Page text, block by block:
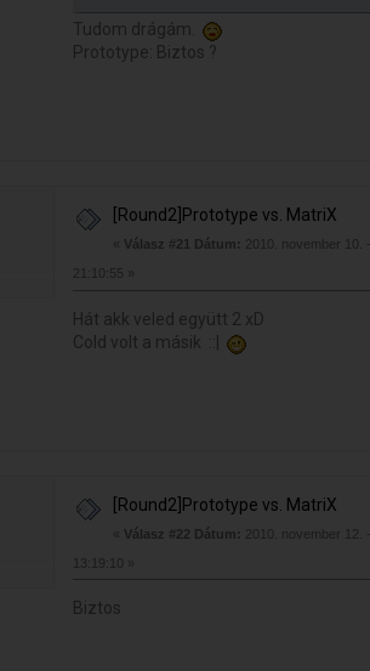
Tudom drágám.
Prototype: Biztos ?
[Round2]Prototype vs. MatriX
« Válasz #21 Dátum:
2010. november 10. -
21:10:55 »
Hát akk veled együtt 2 xD
Cold volt a másik ::|
[Round2]Prototype vs. MatriX
« Válasz #22 Dátum:
2010. november 12. -
13:19:10 »
Biztos